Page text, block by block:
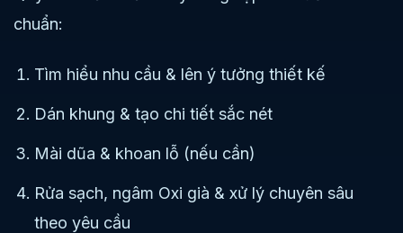
chuẩn:
Tìm hiểu nhu cầu & lên ý tưởng thiết kế
Dán khung & tạo chi tiết sắc nét
Mài dũa & khoan lỗ (nếu cần)
Rửa sạch, ngâm Oxi già & xử lý chuyên sâu
theo yêu cầu